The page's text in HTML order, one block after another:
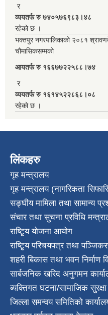
र
व्ययतर्फ रु ७४०५७६९८३।४८
रहेको छ ।
भक्तपुर नगरपालिकाको २०८१
चौमासिकसम्मको
आयतर्फ रु‌ १६६७७२२५८८।७४
र
व्ययतर्फ रु १६१४५२२८६८।०८
रहेको छ ।
लिंकहरु
गृह मन्त्रालय
गृह मन्त्रालय (नागरिकता
सङ्घीय मामिला तथा सामान्य
संचार तथा सुचना प्रविधि
राष्टि्ृय योजना आयोग
राष्टि्ृय परिचयपत्र तथा
शहरी बिकास तथा भवन निर्माण
सार्बजनिक खरिद अनुगमन
ब्यक्तिगत घटना/सामाजिक सुरक्षा
जिल्ला समन्वय समितिको